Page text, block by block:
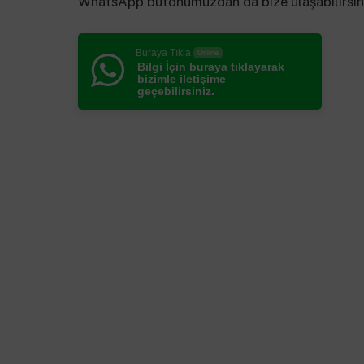
Buraya Tıkla Online
Bilgi İçin buraya tıklayarak
bizimle iletişime
geçebilirsiniz.